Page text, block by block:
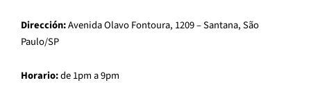
Dirección:Avenida Olavo Fontoura, 1209 – Santana, São
Paulo/SP
Horario:de 1pm a 9pm